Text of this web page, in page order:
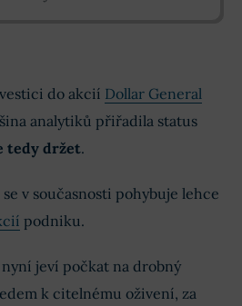
do akcií Dollar General
analytiků přiřadila status
tedy držet.
v současnosti pohybuje lehce
podniku.
jeví počkat na drobný
k citelnému oživení, za